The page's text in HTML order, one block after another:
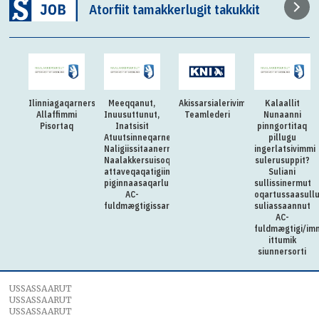
Atorfiit tamakkerlugit takukkit
Ilinniagaqarnersiuteqartitsivimmi
Allaffimmi
Pisortaq
Meeqqanut,
Inuusuttunut,
Inatsisit
Atuutsinneqarnerannut
Naligiissitaanermullu
Naalakkersuisoqarfik
attaveqaqatigiinnermut
piginnaasaqarluartumik
AC-
fuldmægtigissarsiorpoq
Akissarsialerivimmi
Teamlederi
Kalaallit
Nunaanni
pinngortitaq
pillugu
ingerlatsivimmi
sulerusuppit?
Suliani
sullissinermut
oqartussaasullu
suliassaannut
AC-
fuldmægtigi/
ittumik
siunnersorti
USSASSAARUT
USSASSAARUT
USSASSAARUT